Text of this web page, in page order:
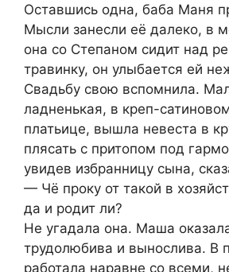
Оставшись одна, баба Маня
Мысли занесли её далеко, в
она со Степаном сидит над
травинку, он улыбается ей
Свадьбу свою вспомнила.
ладненькая, в креп-
платьице, вышла невеста в
плясать с притопом под
увидев избранницу сына,
— Чё проку от такой в
да и родит ли?
Не угадала она. Маша
трудолюбива и вынослива. В
работала наравне со всеми,